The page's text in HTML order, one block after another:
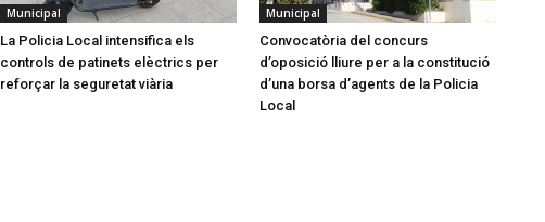
Municipal
La Policia Local intensifica els
controls de patinets elèctrics per
reforçar la seguretat viària
Municipal
Convocatòria del concurs
d’oposició lliure per a la constitució
d’una borsa d’agents de la Policia
Local